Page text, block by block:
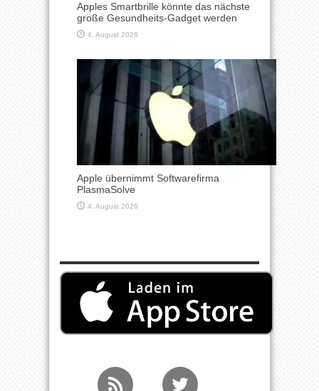
Apples Smartbrille könnte das nächste
große Gesundheits-Gadget werden
4. August 2026
Apple übernimmt Softwarefirma
PlasmaSolve
4. August 2026